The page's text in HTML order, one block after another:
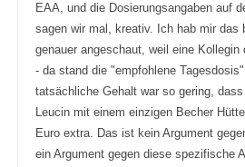
EAA, und die Dosierungsangaben auf
sagen wir mal, kreativ. Ich hab mir das
genauer angeschaut, weil eine Kollegin
- da stand die "empfohlene
tatsächliche Gehalt war so gering,
Leucin mit einem einzigen Becher
Euro extra. Das ist kein Argument
ein Argument gegen diese spezifische